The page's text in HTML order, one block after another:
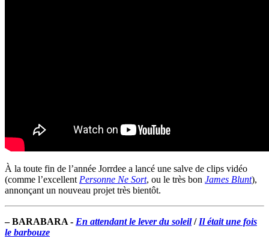
À la toute fin de l’année Jorrdee a lancé une salve de clips vidéo
(comme l’excellent Personne Ne Sort, ou le très bon James Blunt),
annonçant un nouveau projet très bientôt.
– BARABARA - En attendant le lever du soleil/ Il était une fois
le barbouze